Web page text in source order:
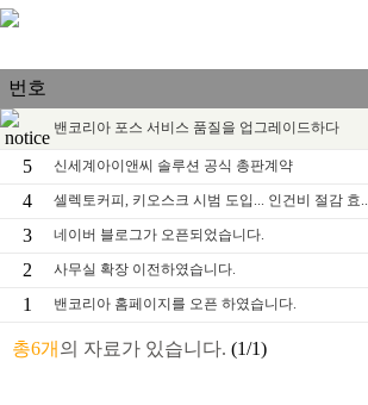
번호
밴코리아 포스 서비스 품질을 업그레이드하다
5 신세계아이앤씨 솔루션 공식 총판계약
4 셀렉토커피, 키오스크 시범 도입... 인건비 절감 효..
3 네이버 블로그가 오픈되었습니다.
2 사무실 확장 이전하였습니다.
1 밴코리아 홈페이지를 오픈 하였습니다.
총6개 의 자료가 있습니다. (1/1)